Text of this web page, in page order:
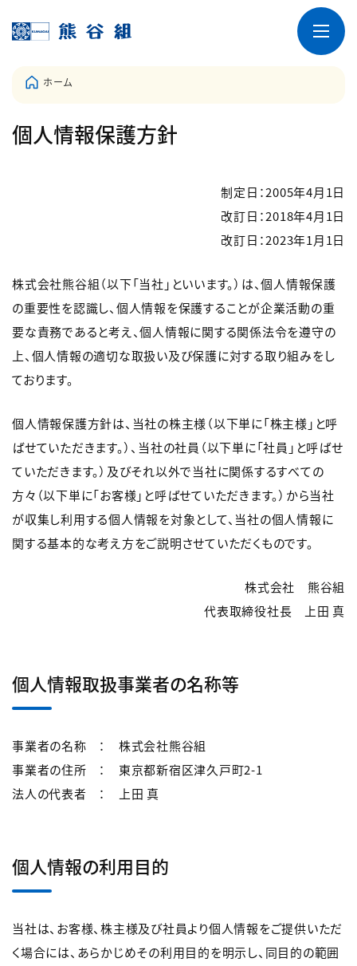
ホーム
個人情報保護方針
制定日：2005年4月1日
改訂日：2018年4月1日
改訂日：2023年1月1日
株式会社熊谷組（以下「当社」といいます。）は、個人情報保護
の重要性を認識し、個人情報を保護することが企業活動の重
要な責務であると考え、個人情報に関する関係法令を遵守の
上、個人情報の適切な取扱い及び保護に対する取り組みをし
ております。
個人情報保護方針は、当社の株主様（以下単に「株主様」と呼
ばせていただきます。）、当社の社員（以下単に「社員」と呼ばせ
ていただきます。）及びそれ以外で当社に関係するすべての
方々（以下単に「お客様」と呼ばせていただきます。）から当社
が収集し利用する個人情報を対象として、当社の個人情報に
関する基本的な考え方をご説明させていただくものです。
株式会社 熊谷組
代表取締役社長 上田 真
個人情報取扱事業者の名称等
事業者の名称 ： 株式会社熊谷組
事業者の住所 ： 東京都新宿区津久戸町2-1
法人の代表者 ： 上田 真
個人情報の利用目的
当社は、お客様、株主様及び社員より個人情報をご提供いただ
く場合には、あらかじめその利用目的を明示し、同目的の範囲